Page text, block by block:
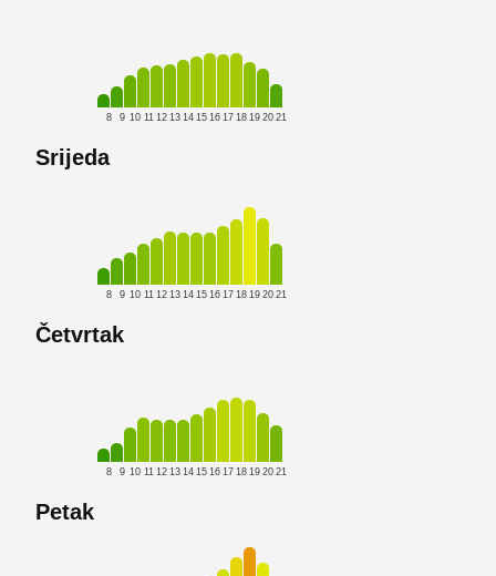
8 9 10 11 12 13 14 15 16 17 18 19 20 21
Srijeda
8 9 10 11 12 13 14 15 16 17 18 19 20 21
Četvrtak
8 9 10 11 12 13 14 15 16 17 18 19 20 21
Petak